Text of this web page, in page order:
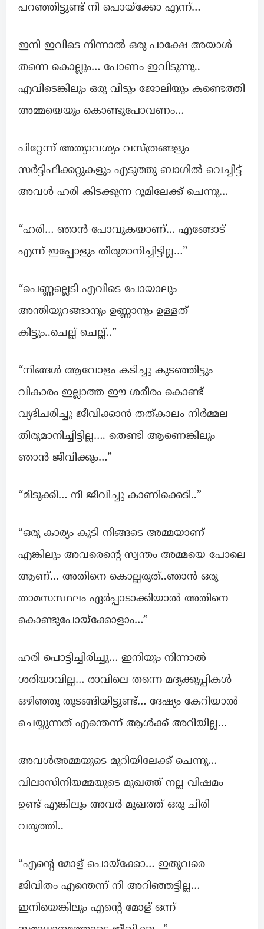
പറഞ്ഞിട്ടുണ്ട് നീ പൊയ്ക്കോ എന്ന്…
ഇനി ഇവിടെ നിന്നാൽ ഒരു പാക്ഷേ അയാൾ
തന്നെ കൊല്ലും… പോണം ഇവിടുന്നു..
എവിടെങ്കിലും ഒരു വീടും ജോലിയും കണ്ടെത്തി
അമ്മയെയും കൊണ്ടുപോവണം…
പിറ്റേന്ന് അത്യാവശ്യം വസ്ത്രങ്ങളും
സർട്ടിഫിക്കറ്റുകളും എടുത്തു ബാഗിൽ വെച്ചിട്ട്
അവൾ ഹരി കിടക്കുന്ന റൂമിലേക്ക്‌ ചെന്നു…
“ഹരി… ഞാൻ പോവുകയാണ്… എങ്ങോട്
എന്ന് ഇപ്പോളും തീരുമാനിച്ചിട്ടില്ല…”
“പെണ്ണല്ലെടി എവിടെ പോയാലും
അന്തിയുറങ്ങാനും ഉണ്ണാനും ഉള്ളത്
കിട്ടും..ചെല്ല് ചെല്ല്..”
“നിങ്ങൾ ആവോളം കടിച്ചു കുടഞ്ഞിട്ടും
വികാരം ഇല്ലാത്ത ഈ ശരീരം കൊണ്ട്
വ്യഭിചരിച്ചു ജീവിക്കാൻ തത്കാലം നിർമ്മല
തീരുമാനിച്ചിട്ടില്ല…. തെണ്ടി ആണെങ്കിലും
ഞാൻ ജീവിക്കും…”
“മിടുക്കി… നീ ജീവിച്ചു കാണിക്കെടി..”
“ഒരു കാര്യം കൂടി നിങ്ങടെ അമ്മയാണ്
എങ്കിലും അവരെന്റെ സ്വന്തം അമ്മയെ പോലെ
ആണ്… അതിനെ കൊല്ലരുത്..ഞാൻ ഒരു
താമസസ്ഥലം ഏർപ്പാടാക്കിയാൽ അതിനെ
കൊണ്ടുപോയ്ക്കോളാം…”
ഹരി പൊട്ടിച്ചിരിച്ചു… ഇനിയും നിന്നാൽ
ശരിയാവില്ല… രാവിലെ തന്നെ മദ്യക്കുപ്പികൾ
ഒഴിഞ്ഞു തുടങ്ങിയിട്ടുണ്ട്… ദേഷ്യം കേറിയാൽ
ചെയ്യുന്നത് എന്തെന്ന് ആൾക്ക് അറിയില്ല…
അവൾഅമ്മയുടെ മുറിയിലേക്ക് ചെന്നു…
വിലാസിനിയമ്മയുടെ മുഖത്ത് നല്ല വിഷമം
ഉണ്ട്‌ എങ്കിലും അവർ മുഖത്ത് ഒരു ചിരി
വരുത്തി..
“എന്റെ മോള് പൊയ്ക്കോ… ഇതുവരെ
ജീവിതം എന്തെന്ന് നീ അറിഞ്ഞട്ടില്ല…
ഇനിയെങ്കിലും എന്റെ മോള് ഒന്ന്